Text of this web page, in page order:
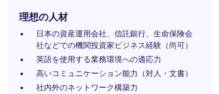
理想の人材
日本の資産運用会社、信託銀行、生命保険会
社などでの機関投資家ビジネス経験（尚可）
英語を使用する業務環境への適応力
高いコミュニケーション能力（対人・文書）
社内外のネットワーク構築力